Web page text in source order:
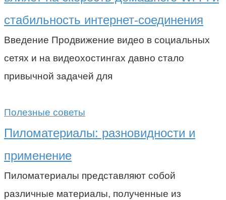
стабильность интернет-соединения
Введение Продвижение видео в социальных
сетях и на видеохостингах давно стало
привычной задачей для
Полезные советы
Пиломатериалы: разновидности и
применение
Пиломатериалы представляют собой
различные материалы, полученные из